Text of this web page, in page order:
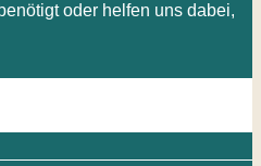
oder helfen uns dabei,